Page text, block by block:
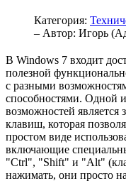
Категория:
– Автор: Игорь
В Windows 7 входит
полезной
с разными
способностями. Одной
возможностей является
клавиш, которая
простом виде
включающие
"Ctrl", "Shift" и "Alt"
нажимать, они просто